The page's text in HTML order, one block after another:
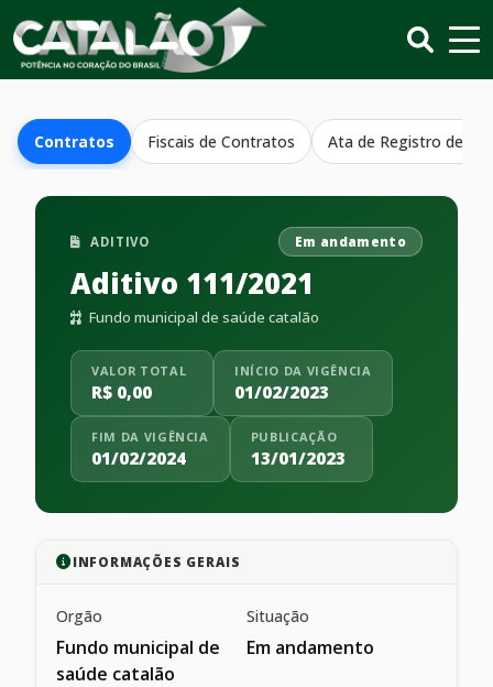
Contratos Fiscais de Contratos Ata de Registro de
ADITIVO Em andamento
Aditivo 111/2021
Fundo municipal de saúde catalão
VALOR TOTAL
R$ 0,00
INÍCIO DA VIGÊNCIA
01/02/2023
FIM DA VIGÊNCIA
01/02/2024
PUBLICAÇÃO
13/01/2023
INFORMAÇÕES GERAIS
Orgão
Fundo municipal de
saúde catalão
Situação
Em andamento